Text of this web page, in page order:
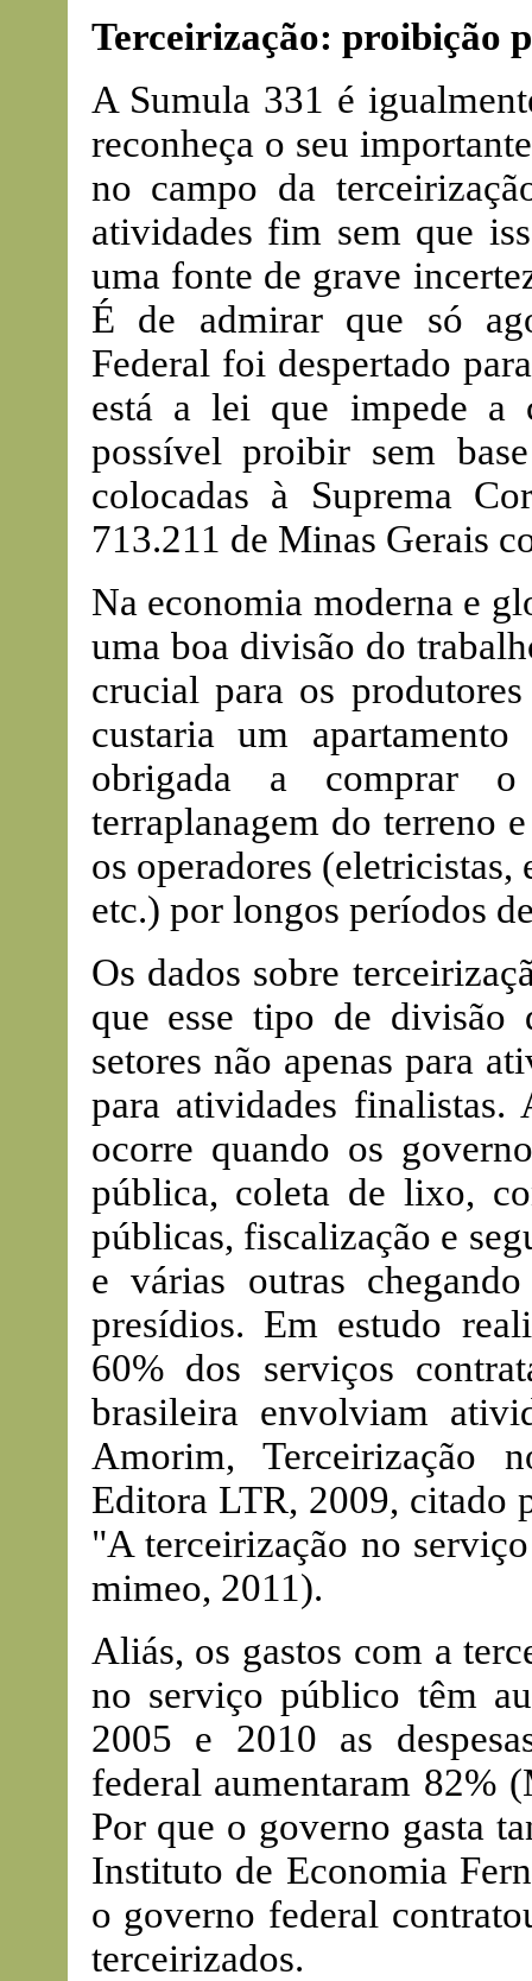
Terceirização: proibição
A Sumula 331 é
reconheça o seu
no campo da
atividades fim sem que
uma fonte de grave
É de admirar que só
Federal foi despertado
está a lei que impede a
possível proibir sem
colocadas à Suprema
713.211 de Minas Gerais
Na economia moderna e
uma boa divisão do
crucial para os
custaria um
obrigada a comprar o
terraplanagem do terreno
os operadores
etc.) por longos períodos
Os dados sobre
que esse tipo de divisão
setores não apenas para
para atividades
ocorre quando os
pública, coleta de lixo,
públicas, fiscalização e
e várias outras
presídios. Em estudo
60% dos serviços
brasileira envolviam
Amorim, Terceirização
Editora LTR, 2009, citado
"A terceirização no
mimeo, 2011).
Aliás, os gastos com a
no serviço público têm
2005 e 2010 as
federal aumentaram 82%
Por que o governo gasta
Instituto de Economia
o governo federal
terceirizados.